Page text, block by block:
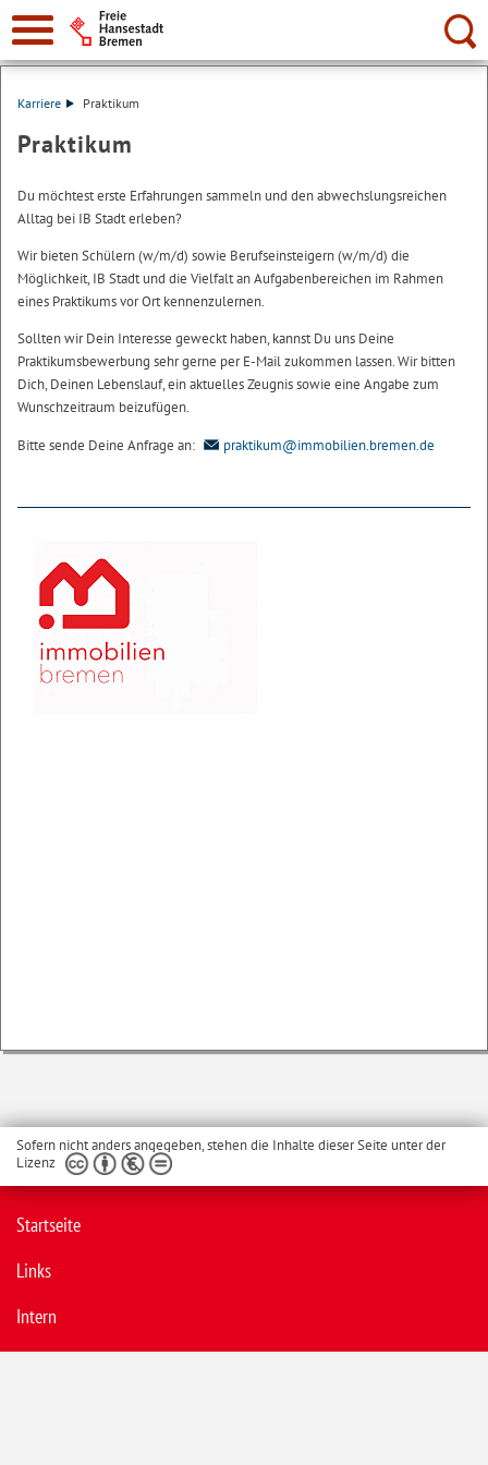
Suche:
Karriere Praktikum
Praktikum
Du möchtest erste Erfahrungen sammeln und den abwechslungsreichen
Alltag bei IB Stadt erleben?
Wir bieten Schülern (w/m/d) sowie Berufseinsteigern (w/m/d) die
Möglichkeit, IB Stadt und die Vielfalt an Aufgabenbereichen im Rahmen
eines Praktikums vor Ort kennenzulernen.
Sollten wir Dein Interesse geweckt haben, kannst Du uns Deine
Praktikumsbewerbung sehr gerne per E-Mail zukommen lassen. Wir bitten
Dich, Deinen Lebenslauf, ein aktuelles Zeugnis sowie eine Angabe zum
Wunschzeitraum beizufügen.
Bitte sende Deine Anfrage an: praktikum@immobilien.bremen.de
Sofern nicht anders angegeben, stehen die Inhalte dieser Seite unter der
Lizenz
Startseite
Links
Intern